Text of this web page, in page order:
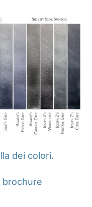
dei colori.
brochure